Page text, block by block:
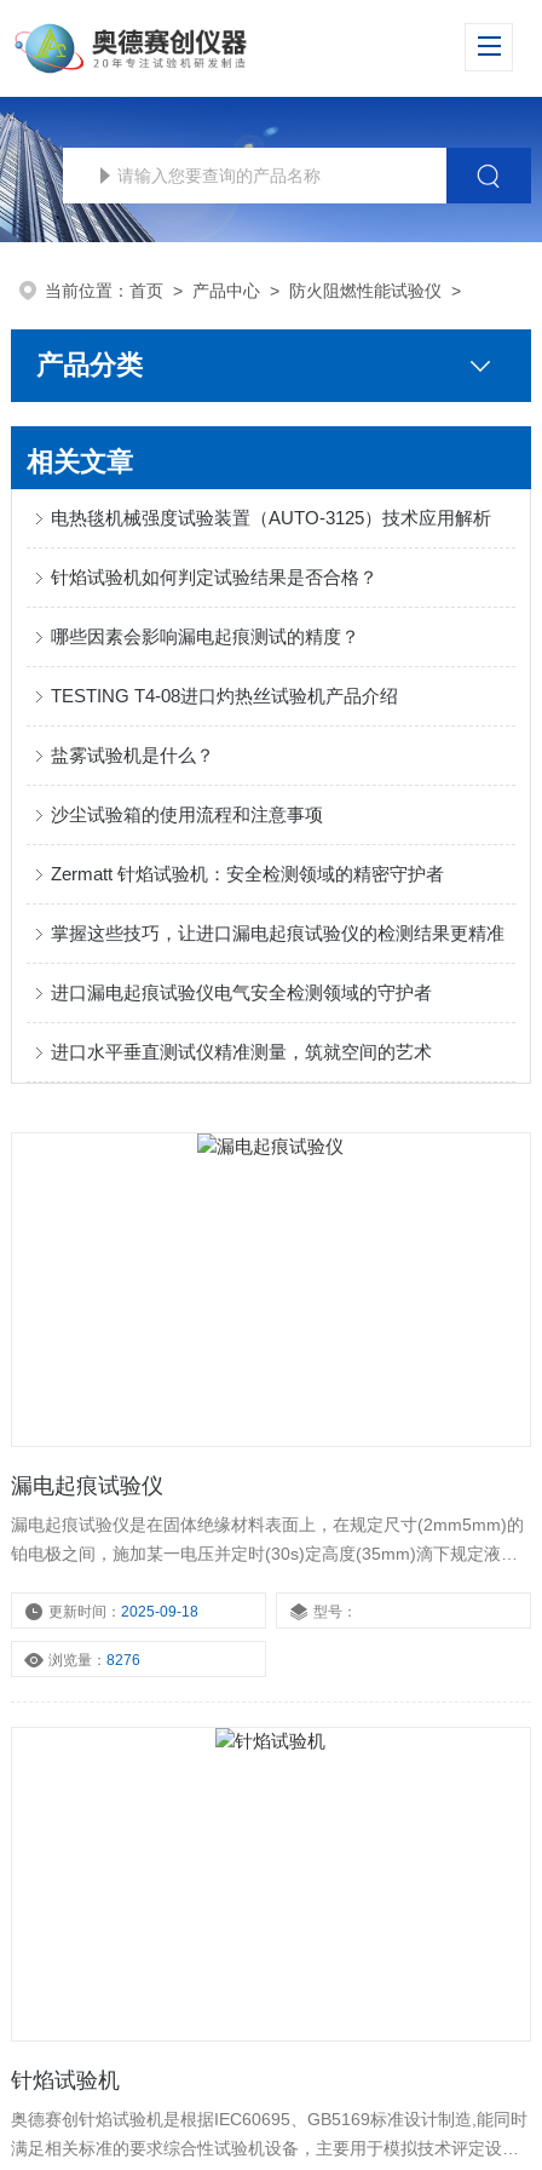
当前位置：首页 > 产品中心 > 防火阻燃性能试验仪 >
产品分类
相关文章
电热毯机械强度试验装置（AUTO-3125）技术应用解析
针焰试验机如何判定试验结果是否合格？
哪些因素会影响漏电起痕测试的精度？
TESTING T4-08进口灼热丝试验机产品介绍
盐雾试验机是什么？
沙尘试验箱的使用流程和注意事项
Zermatt 针焰试验机：安全检测领域的精密守护者
掌握这些技巧，让进口漏电起痕试验仪的检测结果更精准
进口漏电起痕试验仪电气安全检测领域的守护者
进口水平垂直测试仪精准测量，筑就空间的艺术
漏电起痕试验仪
漏电起痕试验仪是在固体绝缘材料表面上，在规定尺寸(2mm5mm)的
铂电极之间，施加某一电压并定时(30s)定高度(35mm)滴下规定液滴
潮湿或污染介质联合作用下的耐漏电性能，测定其相比电痕化指数
更新时间： 2025-09-18 型号：
浏览量： 8276
针焰试验机
奥德赛创针焰试验机是根据IEC60695、GB5169标准设计制造,能同时
满足相关标准的要求综合性试验机设备，主要用于模拟技术评定设备